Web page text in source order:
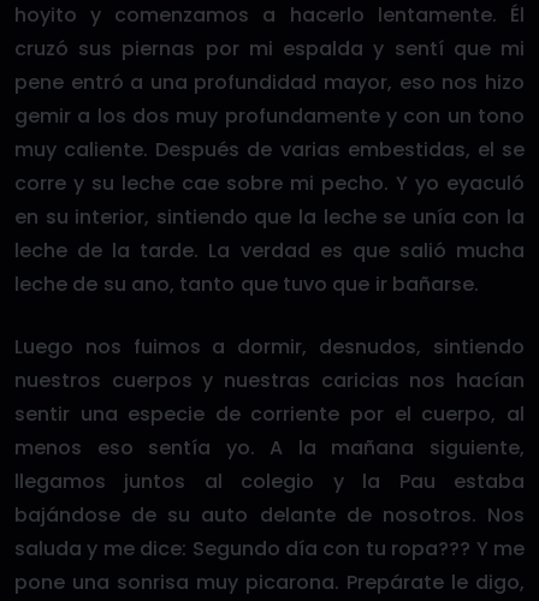
hoyito y comenzamos a hacerlo lentamente. Él
cruzó sus piernas por mi espalda y sentí que mi
pene entró a una profundidad mayor, eso nos hizo
gemir a los dos muy profundamente y con un tono
muy caliente. Después de varias embestidas, el se
corre y su leche cae sobre mi pecho. Y yo eyaculó
en su interior, sintiendo que la leche se unía con la
leche de la tarde. La verdad es que salió mucha
leche de su ano, tanto que tuvo que ir bañarse.
Luego nos fuimos a dormir, desnudos, sintiendo
nuestros cuerpos y nuestras caricias nos hacían
sentir una especie de corriente por el cuerpo, al
menos eso sentía yo. A la mañana siguiente,
llegamos juntos al colegio y la Pau estaba
bajándose de su auto delante de nosotros. Nos
saluda y me dice: Segundo día con tu ropa??? Y me
pone una sonrisa muy picarona. Prepárate le digo,